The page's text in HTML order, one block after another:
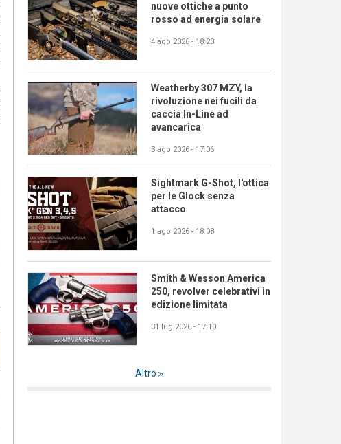
nuove ottiche a punto
rosso ad energia solare
4 ago 2026 - 18:20
Weatherby 307 MZY, la
rivoluzione nei fucili da
caccia In-Line ad
avancarica
3 ago 2026 - 17:06
Sightmark G-Shot, l'ottica
per le Glock senza
attacco
1 ago 2026 - 18:08
Smith & Wesson America
250, revolver celebrativi in
edizione limitata
31 lug 2026 - 17:10
Altro